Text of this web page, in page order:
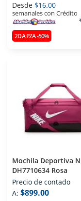
Desde $16.00
semanales con Crédito
2DA PZA -50%
Mochila Deportiva
DH7710634 Rosa
Precio de contado
A: $899.00